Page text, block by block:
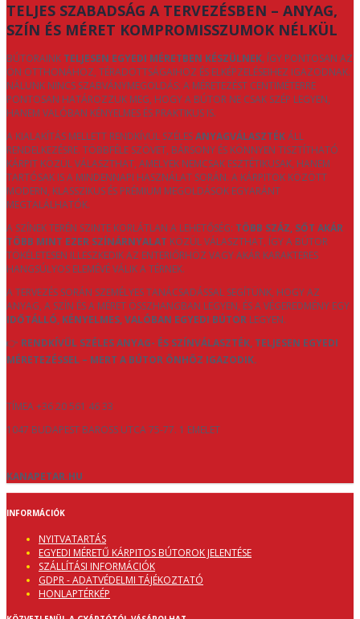
TELJES SZABADSÁG A TERVEZÉSBEN – ANYAG,
SZÍN ÉS MÉRET KOMPROMISSZUMOK NÉLKÜL
BÚTORAINK TELJESEN EGYEDI MÉRETBEN KÉSZÜLNEK, ÍGY PONTOSAN AZ
ÖN OTTHONÁHOZ, TÉRADOTTSÁGAIHOZ ÉS ELKÉPZELÉSEIHEZ IGAZODNAK.
NÁLUNK NINCS SZABVÁNYMEGOLDÁS: A MÉRETEZÉST CENTIMÉTERRE
PONTOSAN HATÁROZZUK MEG, HOGY A BÚTOR NE CSAK SZÉP LEGYEN,
HANEM VALÓBAN KÉNYELMES ÉS PRAKTIKUS IS.
A KIALAKÍTÁS MELLETT RENDKÍVÜL SZÉLESANYAGVÁLASZTÉKÁLL
RENDELKEZÉSRE. TÖBBFÉLE SZÖVET, BÁRSONY ÉS KÖNNYEN TISZTÍTHATÓ
KÁRPIT KÖZÜL VÁLASZTHAT, AMELYEK NEMCSAK ESZTÉTIKUSAK, HANEM
TARTÓSAK IS A MINDENNAPI HASZNÁLAT SORÁN. A KÁRPITOK KÖZÖTT
MODERN, KLASSZIKUS ÉS PRÉMIUM MEGOLDÁSOK EGYARÁNT
MEGTALÁLHATÓK.
A SZÍNEK TERÉN SZINTE KORLÁTLAN A LEHETŐSÉG: TÖBB SZÁZ, SŐT AKÁR
TÖBB MINT EZER SZÍNÁRNYALAT KÖZÜL VÁLASZTHAT, ÍGY A BÚTOR
TÖKÉLETESEN ILLESZKEDIK AZ ENTERIŐRHÖZ VAGY AKÁR KARAKTERES
HANGSÚLYOS ELEMÉVÉ VÁLIK A TÉRNEK.
A TERVEZÉS SORÁN SZEMÉLYES TANÁCSADÁSSAL SEGÍTÜNK, HOGY AZ
ANYAG, A SZÍN ÉS A MÉRET ÖSSZHANGBAN LEGYEN, ÉS A VÉGEREDMÉNY EGY
IDŐTÁLLÓ, KÉNYELMES, VALÓBAN EGYEDI BÚTOR LEGYEN.
👉 RENDKÍVÜL SZÉLES ANYAG- ÉS SZÍNVÁLASZTÉK, TELJESEN EGYEDI
MÉRETEZÉSSEL – MERT A BÚTOR ÖNHÖZ IGAZODIK.
TÍMEA +36 20 561 46 33
1047 BUDAPEST BAROSS UTCA 75-77. 1 EMELET
KANAPETAR.HU
INFORMÁCIÓK
NYITVATARTÁS
EGYEDI MÉRETŰ KÁRPITOS BÚTOROK JELENTÉSE
SZÁLLÍTÁSI INFORMÁCIÓK
GDPR - ADATVÉDELMI TÁJÉKOZTATÓ
HONLAPTÉRKÉP